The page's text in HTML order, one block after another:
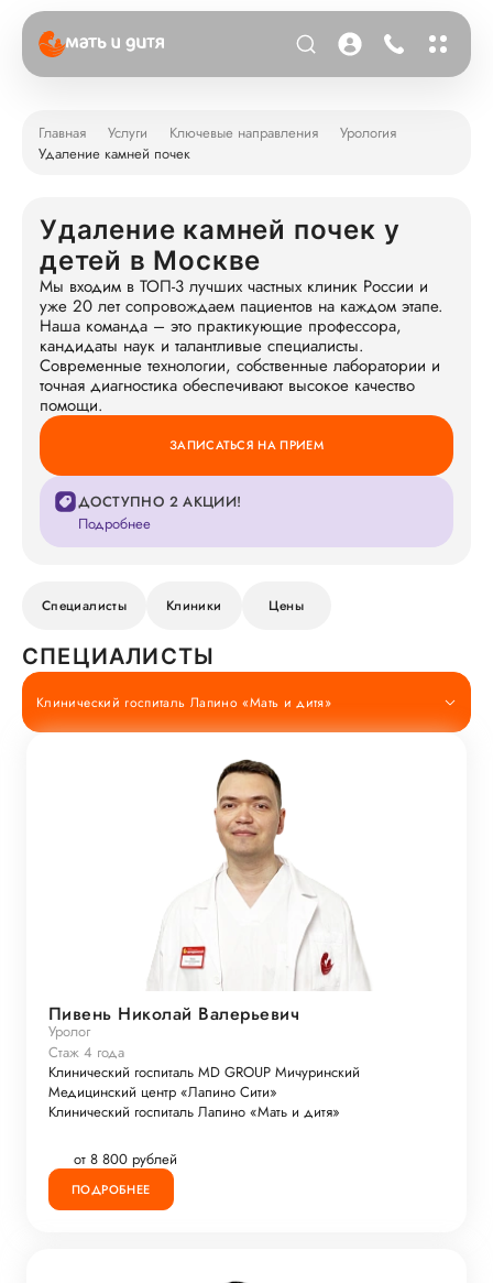
Главная Услуги Ключевые направления
Урология
Удаление камней почек
Удаление камней почек у
детей в Москве
Мы входим в ТОП-3 лучших частных клиник России и
уже 20 лет сопровождаем пациентов на каждом этапе.
Наша команда – это практикующие профессора,
кандидаты наук и талантливые специалисты.
Современные технологии, собственные лаборатории и
точная диагностика обеспечивают высокое качество
помощи.
ЗАПИСАТЬСЯ НА ПРИЕМ
ДОСТУПНО 2 АКЦИИ!
Подробнее
Специалисты Клиники Цены
СПЕЦИАЛИСТЫ
Клинический госпиталь Лапино «Мать и дитя»
Пивень Николай Валерьевич
Уролог
Стаж 4 года
Клинический госпиталь MD GROUP Мичуринский
Медицинский центр «Лапино Сити»
Клинический госпиталь Лапино «Мать и дитя»
от 8 800 рублей
ПОДРОБНЕЕ